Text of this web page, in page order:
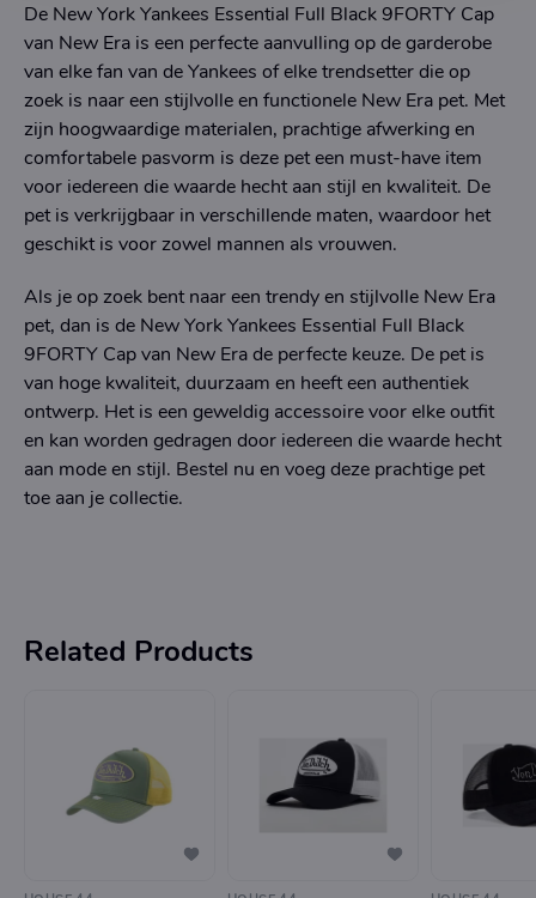
De New York Yankees Essential Full Black 9FORTY Cap
van New Era is een perfecte aanvulling op de garderobe
van elke fan van de Yankees of elke trendsetter die op
zoek is naar een stijlvolle en functionele New Era pet. Met
zijn hoogwaardige materialen, prachtige afwerking en
comfortabele pasvorm is deze pet een must-have item
voor iedereen die waarde hecht aan stijl en kwaliteit. De
pet is verkrijgbaar in verschillende maten, waardoor het
geschikt is voor zowel mannen als vrouwen.
Als je op zoek bent naar een trendy en stijlvolle New Era
pet, dan is de New York Yankees Essential Full Black
9FORTY Cap van New Era de perfecte keuze. De pet is
van hoge kwaliteit, duurzaam en heeft een authentiek
ontwerp. Het is een geweldig accessoire voor elke outfit
en kan worden gedragen door iedereen die waarde hecht
aan mode en stijl. Bestel nu en voeg deze prachtige pet
toe aan je collectie.
Related Products